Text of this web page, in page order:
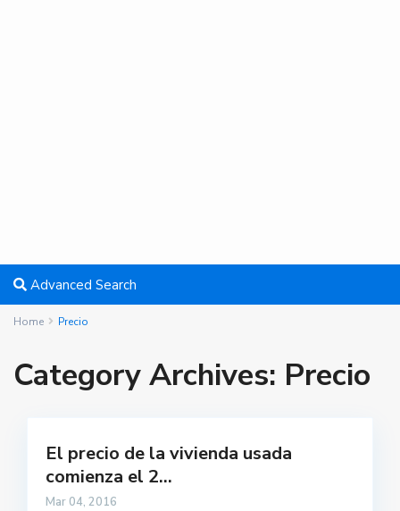
Advanced Search
Home Precio
Category Archives: Precio
El precio de la vivienda usada
comienza el 2...
Mar 04, 2016